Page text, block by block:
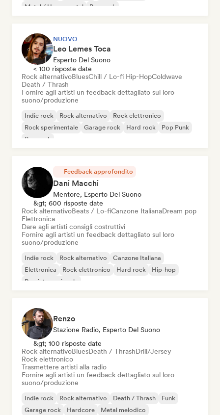
Metal / Heavy metal Pop rock
NUOVO
Leo Lemes Toca
Esperto Del Suono
< 100 risposte date
Rock alternativoBluesChill / Lo-fi Hip-HopColdwave
Death / Thrash
Fornire agli artisti un feedback dettagliato sul loro
suono/produzione
Indie rock Rock alternativo
Rock elettronico
Rock sperimentale
Garage rock Hard rock
Pop Punk
Pop rock
Feedback approfondito
Dani Macchi
Mentore, Esperto Del Suono
&gt; 600 risposte date
Rock alternativoBeats / Lo-fiCanzone ItalianaDream pop
Elettronica
Dare agli artisti consigli costruttivi
Fornire agli artisti un feedback dettagliato sul loro
suono/produzione
Indie rock Rock alternativo
Canzone Italiana
Elettronica
Rock elettronico Hard rock
Hip-hop
Pop internazionale
Renzo
Stazione Radio, Esperto Del Suono
&gt; 100 risposte date
Rock alternativoBluesDeath / ThrashDrill/Jersey
Rock elettronico
Trasmettere artisti alla radio
Fornire agli artisti un feedback dettagliato sul loro
suono/produzione
Indie rock Rock alternativo Death / Thrash
Funk
Garage rock
Hardcore
Metal melodico